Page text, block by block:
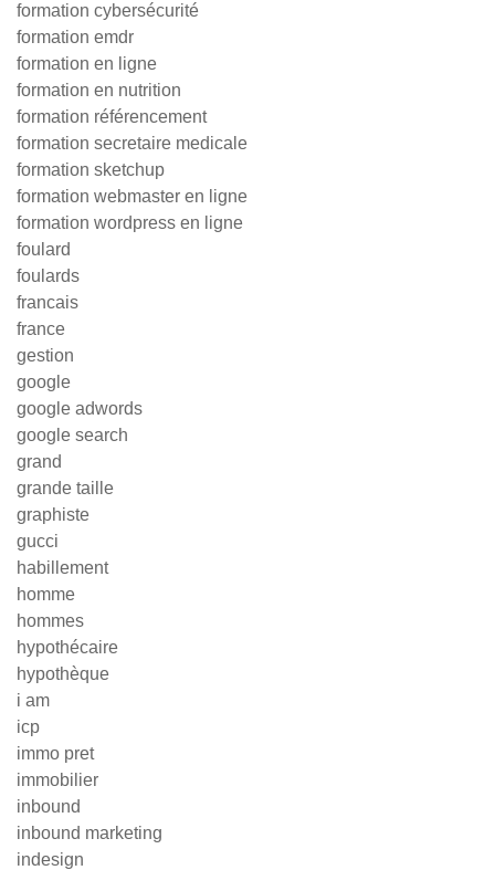
formation cybersécurité
formation emdr
formation en ligne
formation en nutrition
formation référencement
formation secretaire medicale
formation sketchup
formation webmaster en ligne
formation wordpress en ligne
foulard
foulards
francais
france
gestion
google
google adwords
google search
grand
grande taille
graphiste
gucci
habillement
homme
hommes
hypothécaire
hypothèque
i am
icp
immo pret
immobilier
inbound
inbound marketing
indesign